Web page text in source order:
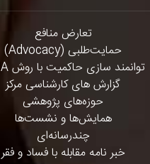
تعارض منافع
حمایت‌طلبی (Advocacy)
توانمند سازی حاکمیت با روش PDIA
گزارش های کارشناسی مرکز
حوزه‌های پژوهشی
همایش‌ها و نشست‌ها
چندرسانه‌ای
خبر نامه مقابله با فساد و فقر